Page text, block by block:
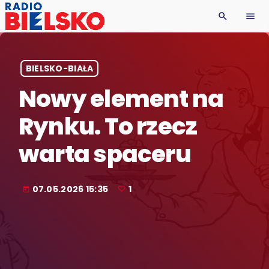
search menu
BIELSKO-BIAŁA
Nowy element na
Rynku. To rzecz
warta spaceru
today 07.05.2026 15:35 1